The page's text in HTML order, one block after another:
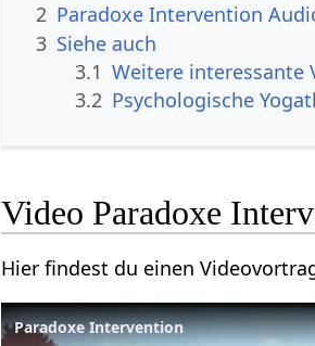
2 Paradoxe Intervention
3 Siehe auch
3.1 Weitere interessante
3.2 Psychologische
Video Paradoxe
Hier findest du einen
Paradoxe Intervention